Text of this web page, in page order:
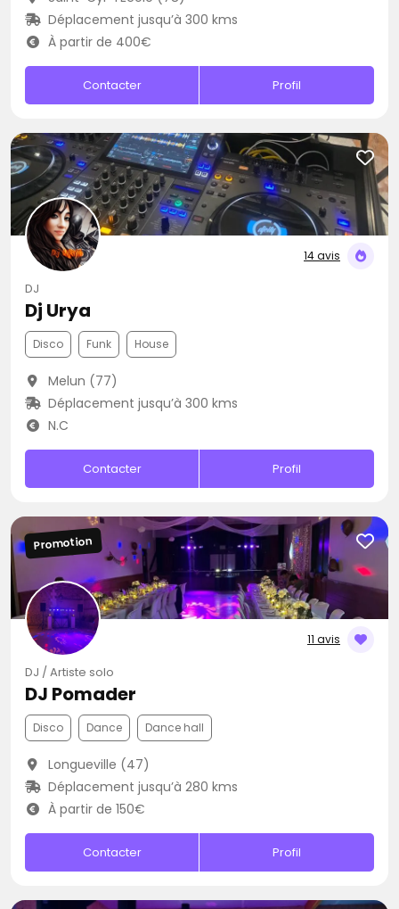
Déplacement jusqu’à 300 kms
À partir de 400€
Contacter Profil
14 avis
DJ
Dj Urya
Disco Funk House
Melun (77)
Déplacement jusqu’à 300 kms
N.C
Contacter Profil
11 avis
Promotion
DJ / Artiste solo
DJ Pomader
Disco Dance Dance hall
Longueville (47)
Déplacement jusqu’à 280 kms
À partir de 150€
Contacter Profil